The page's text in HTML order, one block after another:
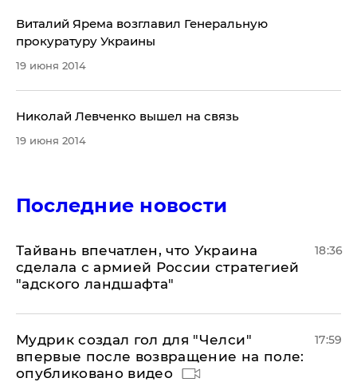
​Виталий Ярема возглавил Генеральную
прокуратуру Украины
19 июня 2014
Николай ​Левченко вышел на связь
19 июня 2014
Последние новости
Тайвань впечатлен, что Украина
сделала с армией России стратегией
"адского ландшафта"
18:36
Мудрик создал гол для "Челси"
впервые после возвращение на поле:
опубликовано видео
17:59